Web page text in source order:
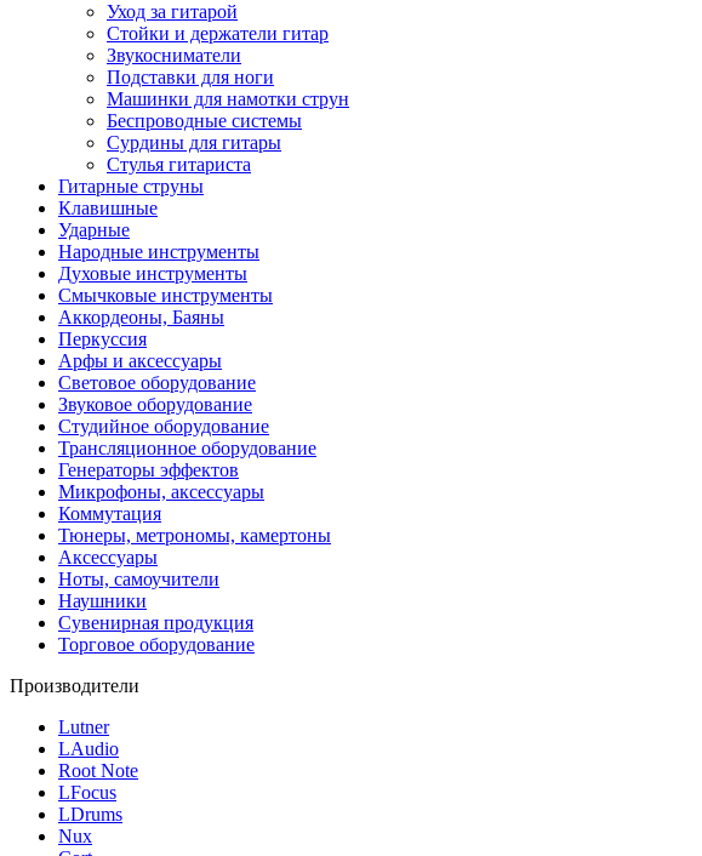
Уход за гитарой
Стойки и держатели гитар
Звукосниматели
Подставки для ноги
Машинки для намотки струн
Беспроводные системы
Сурдины для гитары
Стулья гитариста
Гитарные струны
Клавишные
Ударные
Народные инструменты
Духовые инструменты
Смычковые инструменты
Аккордеоны, Баяны
Перкуссия
Арфы и аксессуары
Световое оборудование
Звуковое оборудование
Студийное оборудование
Трансляционное оборудование
Генераторы эффектов
Микрофоны, аксессуары
Коммутация
Тюнеры, метрономы, камертоны
Аксессуары
Ноты, самоучители
Наушники
Сувенирная продукция
Торговое оборудование
Производители
Lutner
LAudio
Root Note
LFocus
LDrums
Nux